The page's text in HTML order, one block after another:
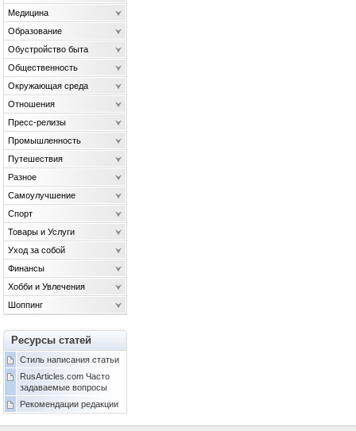
Медицина
Образование
Обустройство быта
Общественность
Окружающая среда
Отношения
Пресс-релизы
Промышленность
Путешествия
Разное
Самоулучшение
Спорт
Товары и Услуги
Уход за собой
Финансы
Хобби и Увлечения
Шоппинг
Ресурсы статей
Стиль написания статьи
RusArticles.com Часто
задаваемые вопросы
Рекомендации редакции